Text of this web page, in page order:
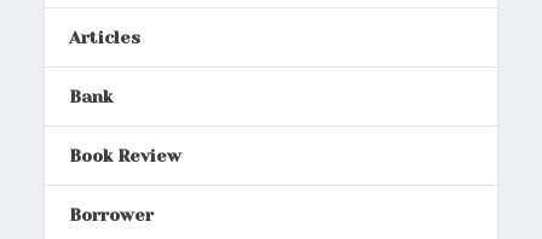
Articles
Bank
Book Review
Borrower